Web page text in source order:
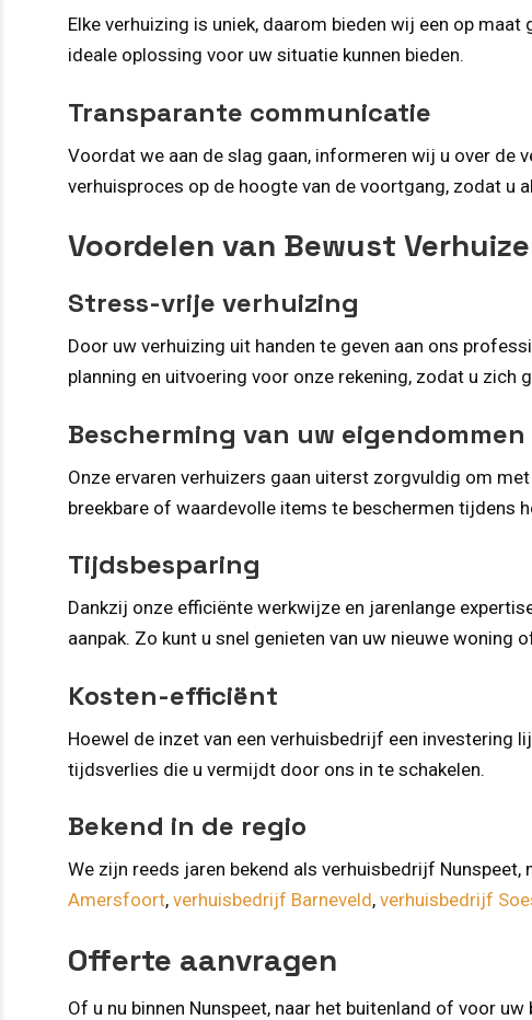
Elke verhuizing is uniek, daarom bieden wij een op
ideale oplossing voor uw situatie kunnen bieden.
Transparante communicatie
Voordat we aan de slag gaan, informeren wij u over de
verhuisproces op de hoogte van de voortgang, zodat u
Voordelen van Bewust
Stress-vrije verhuizing
Door uw verhuizing uit handen te geven aan ons
planning en uitvoering voor onze rekening, zodat u zich
Bescherming van uw eigendommen
Onze ervaren verhuizers gaan uiterst zorgvuldig om
breekbare of waardevolle items te beschermen tijdens
Tijdsbesparing
Dankzij onze efficiënte werkwijze en jarenlange
aanpak. Zo kunt u snel genieten van uw nieuwe woning
Kosten-efficiënt
Hoewel de inzet van een verhuisbedrijf een investering
tijdsverlies die u vermijdt door ons in te schakelen.
Bekend in de regio
We zijn reeds jaren bekend als verhuisbedrijf
Amersfoort, verhuisbedrijf Barneveld, verhuisbedrijf
Offerte aanvragen
Of u nu binnen Nunspeet, naar het buitenland of voor